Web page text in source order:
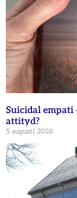
Suicidal
attityd?
5 augusti 2026